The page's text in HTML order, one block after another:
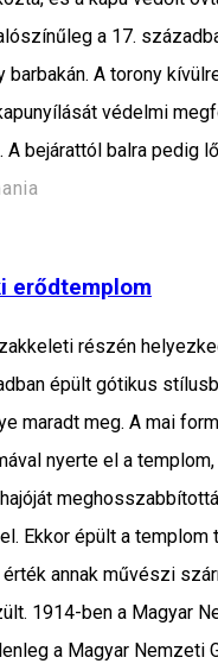
a 17.
A torony
védelmi
bejárattól balra pedig
erődtemplom
részén
épült gótikus
maradt meg. A mai
nyerte el a
Ekkor épült a templom
annak művészi
1914-ben a Magyar
a Magyar Nemzeti